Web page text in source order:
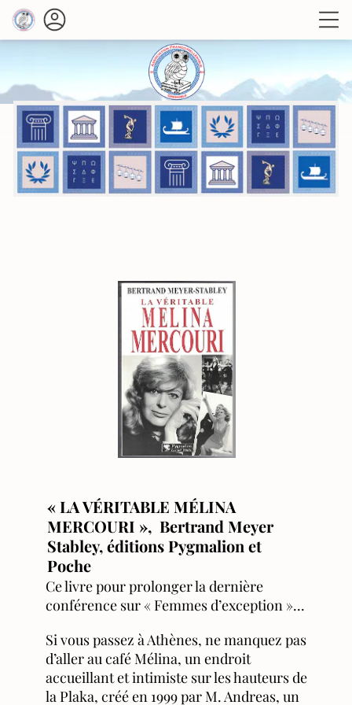
« LA VÉRITABLE MÉLINA
MERCOURI », Bertrand Meyer
Stabley, éditions Pygmalion et
Poche
Ce livre pour prolonger la dernière
conférence sur « Femmes d’exception »...
Si vous passez à Athènes, ne manquez pas
d’aller au café Mélina, un endroit
accueillant et intimiste sur les hauteurs de
la Plaka, créé en 1999 par M. Andreas, un